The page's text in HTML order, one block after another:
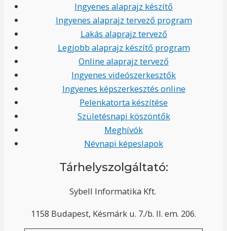
Ingyenes alaprajz készítő
Ingyenes alaprajz tervező program
Lakás alaprajz tervező
Legjobb alaprajz készítő program
Online alaprajz tervező
Ingyenes videószerkesztők
Ingyenes képszerkesztés online
Pelenkatorta készítése
Születésnapi köszöntők
Meghívók
Névnapi képeslapok
Tárhelyszolgáltató:
Sybell Informatika Kft.
1158 Budapest, Késmárk u. 7./b. II. em. 206.